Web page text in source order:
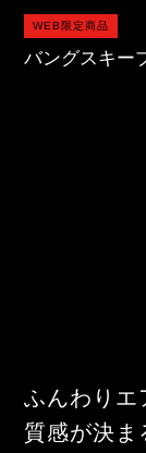
WEB限定商品
バングスキー
ふんわりエ
質感が決ま